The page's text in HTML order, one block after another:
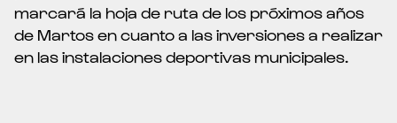
marcará la hoja de ruta de los próximos años
de Martos en cuanto a las inversiones a realizar
en las instalaciones deportivas municipales.